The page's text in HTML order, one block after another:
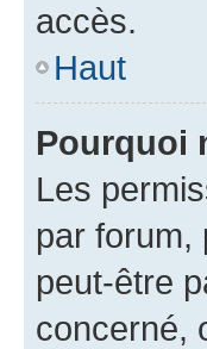
accès.
Haut
Pourquoi
Les
par forum,
peut-être
concerné,